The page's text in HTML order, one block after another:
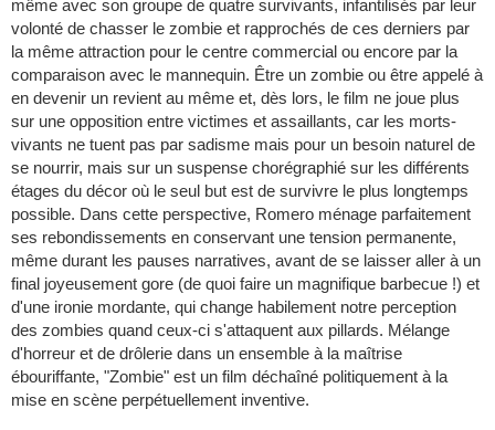
même avec son groupe de quatre survivants, infantilisés par leur
volonté de chasser le zombie et rapprochés de ces derniers par
la même attraction pour le centre commercial ou encore par la
comparaison avec le mannequin. Être un zombie ou être appelé à
en devenir un revient au même et, dès lors, le film ne joue plus
sur une opposition entre victimes et assaillants, car les morts-
vivants ne tuent pas par sadisme mais pour un besoin naturel de
se nourrir, mais sur un suspense chorégraphié sur les différents
étages du décor où le seul but est de survivre le plus longtemps
possible. Dans cette perspective, Romero ménage parfaitement
ses rebondissements en conservant une tension permanente,
même durant les pauses narratives, avant de se laisser aller à un
final joyeusement gore (de quoi faire un magnifique barbecue !) et
d'une ironie mordante, qui change habilement notre perception
des zombies quand ceux-ci s'attaquent aux pillards. Mélange
d'horreur et de drôlerie dans un ensemble à la maîtrise
ébouriffante, "Zombie" est un film déchaîné politiquement à la
mise en scène perpétuellement inventive.